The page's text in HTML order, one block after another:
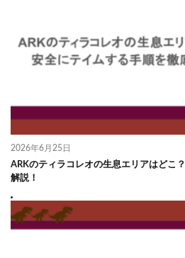
2026年6月25日
ARKのティラコレオの生息エリアはどこ
解説！